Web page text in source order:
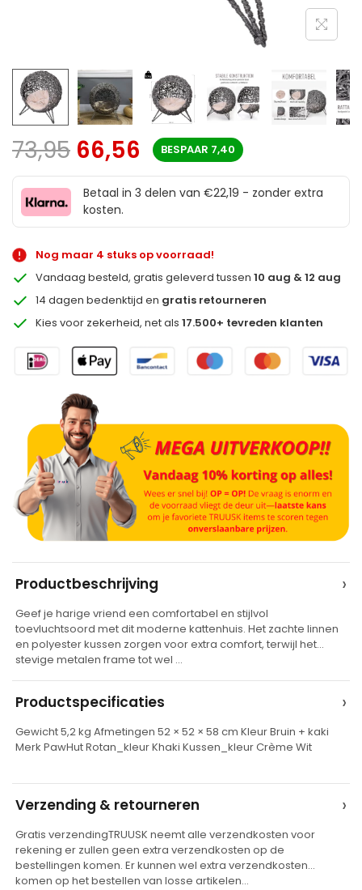
73,95 66,56 BESPAAR 7,40
Betaal in 3 delen van €22,19 - zonder extra
kosten.
Nog maar 4 stuks op voorraad!
Vandaag besteld, gratis geleverd tussen10 aug & 12 aug
14 dagen bedenktijd en gratis retourneren
Kies voor zekerheid, net als17.500+ tevreden klanten
t
e
r
a
t
e
Productbeschrijving ›
Geef je harige vriend een comfortabel en stijlvol
toevluchtsoord met dit moderne kattenhuis. Het zachte linnen
en polyester kussen zorgen voor extra comfort, terwijl het
stevige metalen frame tot wel …
Productspecificaties ›
Gewicht 5,2 kg Afmetingen 52 × 52 × 58 cm Kleur Bruin + kaki
Merk PawHut Rotan_kleur Khaki Kussen_kleur Crème Wit
Verzending & retourneren ›
Gratis verzendingTRUUSK neemt alle verzendkosten voor
rekening er zullen geen extra verzendkosten op de
bestellingen komen. Er kunnen wel extra verzendkosten
komen op het bestellen van losse artikelen…